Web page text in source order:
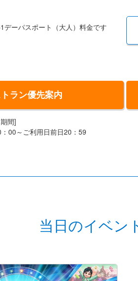
デーパスポート（大人）料金です
ラン優先案内
間]
00～ご利用日前日20：59
当日のイベン